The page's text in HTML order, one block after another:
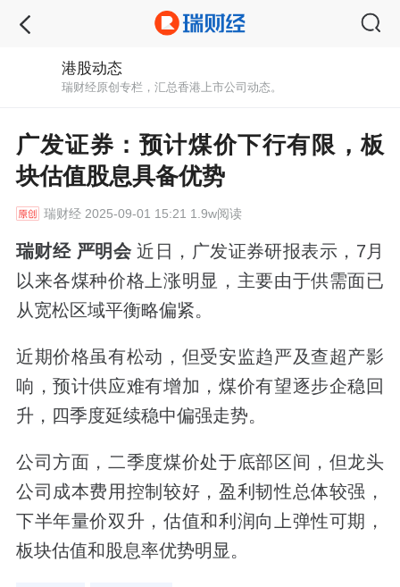
港股动态
瑞财经原创专栏，汇总香港上市公司动态。
广发证券：预计煤价下行有限，板
块估值股息具备优势
瑞财经2025-09-01 15:21 1.9w阅读
瑞财经 严明会近日，广发证券研报表示，7月
以来各煤种价格上涨明显，主要由于供需面已
从宽松区域平衡略偏紧。
近期价格虽有松动，但受安监趋严及查超产影
响，预计供应难有增加，煤价有望逐步企稳回
升，四季度延续稳中偏强走势。
公司方面，二季度煤价处于底部区间，但龙头
公司成本费用控制较好，盈利韧性总体较强，
下半年量价双升，估值和利润向上弹性可期，
板块估值和股息率优势明显。